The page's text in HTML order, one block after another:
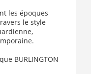
les époques
le style
BURLINGTON